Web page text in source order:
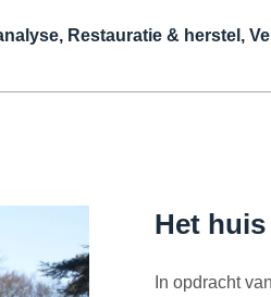
Restauratie & herstel,
Het huis
In opdracht